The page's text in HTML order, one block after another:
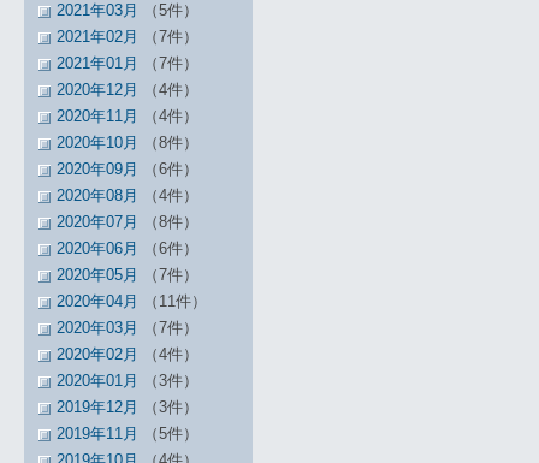
2021年03月
（5件）
2021年02月
（7件）
2021年01月
（7件）
2020年12月
（4件）
2020年11月
（4件）
2020年10月
（8件）
2020年09月
（6件）
2020年08月
（4件）
2020年07月
（8件）
2020年06月
（6件）
2020年05月
（7件）
2020年04月
（11件）
2020年03月
（7件）
2020年02月
（4件）
2020年01月
（3件）
2019年12月
（3件）
2019年11月
（5件）